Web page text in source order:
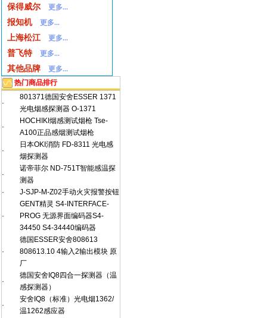
保得威尔 更多...
报知机 更多...
上海松江 更多...
普飞特 更多...
其他品牌
更多...
热门商品排行
·
801371德国安舍ESSER 1371
光电烟感探测器 O-1371
·
HOCHIKI烟感测试烟枪 Tse-
A100正品感烟测试烟枪
·
日本OKI消防 FD-8311 光电感
烟探测器
·
诺帝菲尔 ND-751T智能感温探
测器
·
J-SJP-M-Z02手动火灾报警按钮
·
GENT精灵 S4-INTERFACE-
PROG 无源界面编码器S4-
34450 S4-34440编码器
·
德国ESSER安舍808613
808613.10 4输入2输出模块 原
厂
·
德国安舍IQ8四合一探测器（温
感探测器）
·
安舍IQ8（标准）光电烟1362/
温1262感应器